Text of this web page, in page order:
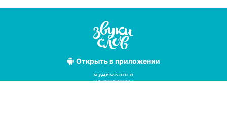
Открытьв приложении
Лучшие
аудиокниги
на русском